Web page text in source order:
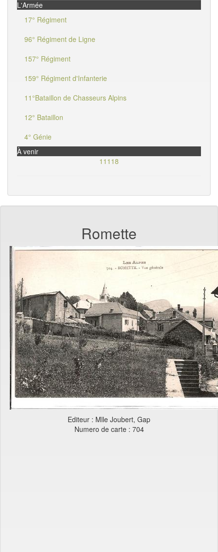
L'Armée
17° Régiment
96° Régiment de Ligne
157° Régiment
159° Régiment d'Infanterie
11°Bataillon de Chasseurs Alpins
12° Bataillon
4° Génie
À venir
11118
Romette
Editeur : Mlle Joubert, Gap
Numero de carte : 704